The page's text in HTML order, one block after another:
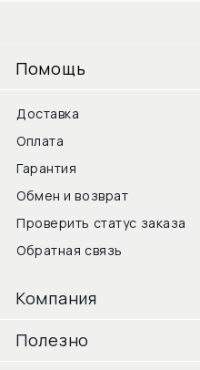
Помощь
Доставка
Оплата
Гарантия
Обмен и возврат
Проверить статус заказа
Обратная связь
Компания
Полезно